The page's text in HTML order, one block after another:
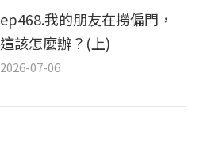
ep468.我的朋友在撈偏門，
這該怎麼辦？(上)
2026-07-06